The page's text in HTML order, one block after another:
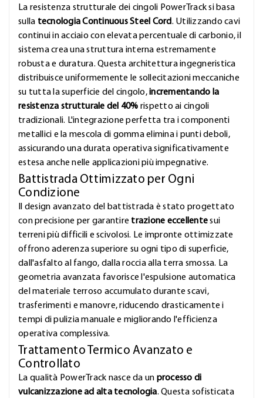
La resistenza strutturale dei cingoli PowerTrack si basa
sulla tecnologia Continuous Steel Cord. Utilizzando cavi
continui in acciaio con elevata percentuale di carbonio, il
sistema crea una struttura interna estremamente
robusta e duratura. Questa architettura ingegneristica
distribuisce uniformemente le sollecitazioni meccaniche
su tutta la superficie del cingolo,incrementando la
resistenza strutturale del 40% rispetto ai cingoli
tradizionali. L'integrazione perfetta tra i componenti
metallici e la mescola di gomma elimina i punti deboli,
assicurando una durata operativa significativamente
estesa anche nelle applicazioni più impegnative.
Battistrada Ottimizzato per Ogni
Condizione
Il design avanzato del battistrada è stato progettato
con precisione per garantire trazione eccellentesui
terreni più difficili e scivolosi. Le impronte ottimizzate
offrono aderenza superiore su ogni tipo di superficie,
dall'asfalto al fango, dalla roccia alla terra smossa. La
geometria avanzata favorisce l'espulsione automatica
del materiale terroso accumulato durante scavi,
trasferimenti e manovre, riducendo drasticamente i
tempi di pulizia manuale e migliorando l'efficienza
operativa complessiva.
Trattamento Termico Avanzato e
Controllato
La qualità PowerTrack nasce da un processo di
vulcanizzazione ad alta tecnologia. Questa sofisticata